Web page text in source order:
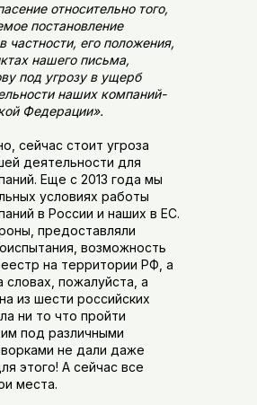
относительно того,
постановление
частности, его положения,
нашего письма,
под угрозу в ущерб
наших компаний-
Федерации».
сейчас стоит угроза
деятельности для
Еще с 2013 года мы
условиях работы
в России и наших в ЕС.
предоставляли
возможность
на территории РФ, а
пожалуйста, а
из шести российских
ни то что пройти
под различными
не дали даже
этого! А сейчас все
места.